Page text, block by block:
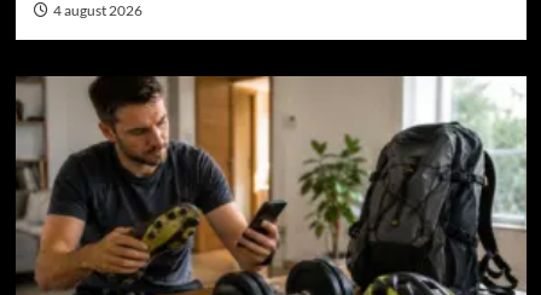
4 august 2026